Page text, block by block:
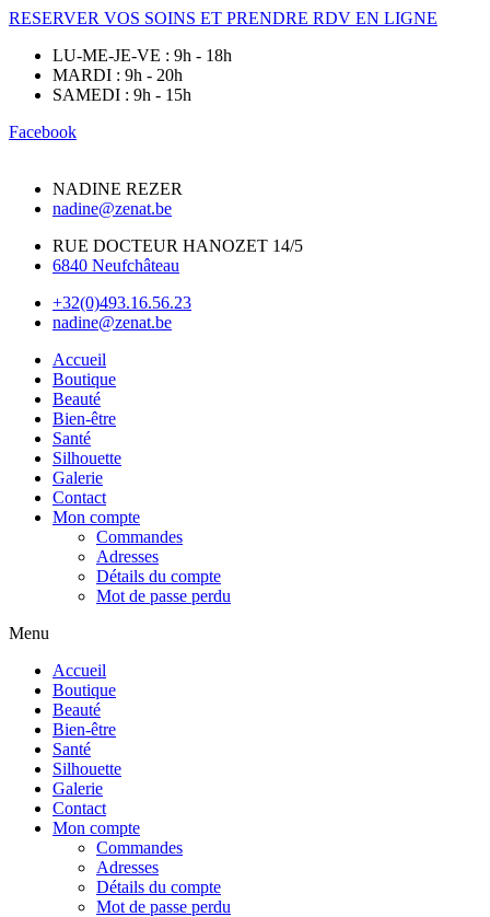
RESERVER VOS SOINS ET PRENDRE RDV EN LIGNE
LU-ME-JE-VE : 9h - 18h
MARDI : 9h - 20h
SAMEDI : 9h - 15h
Facebook
NADINE REZER
nadine@zenat.be
RUE DOCTEUR HANOZET 14/5
6840 Neufchâteau
+32(0)493.16.56.23
nadine@zenat.be
Accueil
Boutique
Beauté
Bien-être
Santé
Silhouette
Galerie
Contact
Mon compte
Commandes
Adresses
Détails du compte
Mot de passe perdu
Menu
Accueil
Boutique
Beauté
Bien-être
Santé
Silhouette
Galerie
Contact
Mon compte
Commandes
Adresses
Détails du compte
Mot de passe perdu